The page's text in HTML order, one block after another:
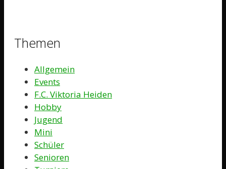
Themen
Allgemein
Events
F.C. Viktoria Heiden
Hobby
Jugend
Mini
Schüler
Senioren